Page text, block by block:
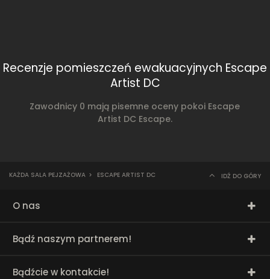
Recenzje pomieszczeń ewakuacyjnych Escape
Artist DC
Zawodnicy 0 mają pisemne oceny pokoi Escape
Artist DC Escape.
KAŻDA SALA PEJZAŻOWA > ESCAPE ARTIST DC IDŹ DO GÓRY
O nas
Bądź naszym partnerem!
Bądźcie w kontakcie!